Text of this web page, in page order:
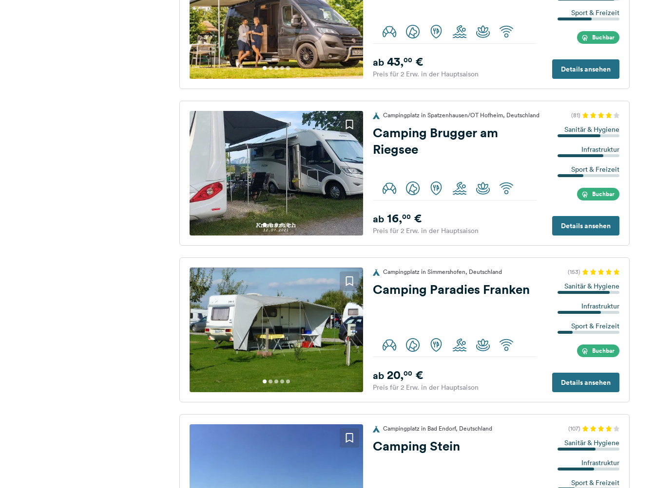
Sport & Freizeit
Buchbar
Details ansehen
ab43,00€
Preis für 2 Erw. in der Hauptsaison
Campingplatz in Spatzenhausen/OT Hofheim, Deutschland (81)
Camping Brugger am
Riegsee
Sanitär & Hygiene
Infrastruktur
Sport & Freizeit
Buchbar
Details ansehen
ab16,00€
Preis für 2 Erw. in der Hauptsaison
Campingplatz in Simmershofen, Deutschland (153)
Camping Paradies Franken Sanitär & Hygiene
Infrastruktur
Sport & Freizeit
Buchbar
Details ansehen
ab20,00€
Preis für 2 Erw. in der Hauptsaison
Campingplatz in Bad Endorf, Deutschland (107)
Camping Stein Sanitär & Hygiene
Infrastruktur
Sport & Freizeit